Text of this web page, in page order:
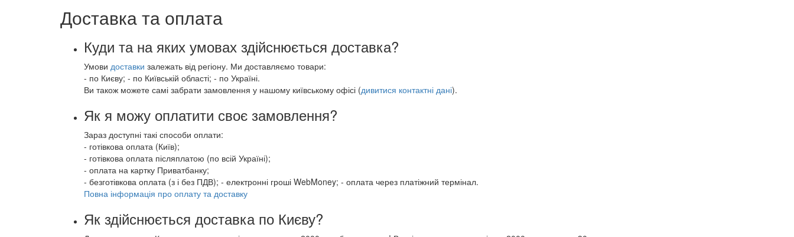
Доставка та оплата
Куди та на яких умовах здійснюється доставка?
Умови доставки залежать від регіону. Ми доставляємо товари:
- по Києву; - по Київській області; - по Україні.
Ви також можете самі забрати замовлення у нашому київському офісі (дивитися контактні дані).
Як я можу оплатити своє замовлення?
Зараз доступні такі способи оплати:
- готівкова оплата (Київ);
- готівкова оплата післяплатою (по всій Україні);
- оплата на картку Приватбанку;
- безготівкова оплата (з і без ПДВ); - електронні гроші WebMoney; - оплата через платіжний термінал.
Повна інформація про оплату та доставку
Як здійснюється доставка по Києву?